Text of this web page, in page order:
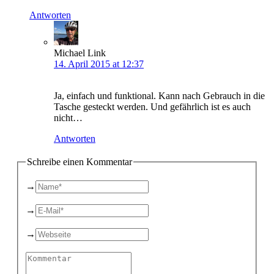
Antworten
Michael Link
14. April 2015 at 12:37
Ja, einfach und funktional. Kann nach Gebrauch in die
Tasche gesteckt werden. Und gefährlich ist es auch
nicht…
Antworten
Schreibe einen Kommentar
→
→
→